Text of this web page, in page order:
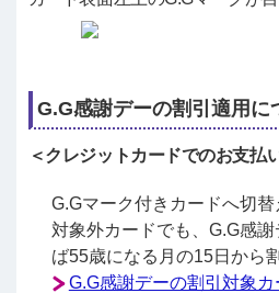
G.G感謝デーの割引適用に
＜クレジットカードでのお支払
G.Gマーク付きカードへ切
対象外カードでも、G.G感
ば55歳になる月の15日から
G.G感謝デーの割引対象